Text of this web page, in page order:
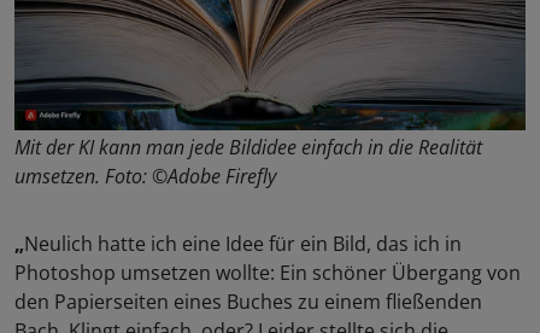
Mit der KI kann man jede Bildidee einfach in die Realität
umsetzen. Foto: ©Adobe Firefly
„Neulich hatte ich eine Idee für ein Bild, das ich in
Photoshop umsetzen wollte: Ein schöner Übergang von
den Papierseiten eines Buches zu einem fließenden